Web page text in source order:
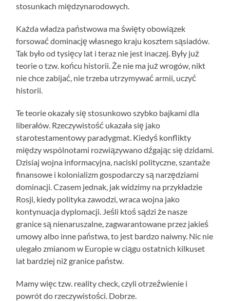
stosunkach międzynarodowych.
Każda władza państwowa ma święty obowiązek
forsować dominację własnego kraju kosztem sąsiadów.
Tak było od tysięcy lat i teraz nie jest inaczej. Były już
teorie o tzw. końcu historii. Że nie ma już wrogów, nikt
nie chce zabijać, nie trzeba utrzymywać armii, uczyć
historii.
Te teorie okazały się stosunkowo szybko bajkami dla
liberałów. Rzeczywistość ukazała się jako
starotestamentowy paradygmat. Kiedyś konflikty
między wspólnotami rozwiązywano dźgając się dzidami.
Dzisiaj wojna informacyjna, naciski polityczne, szantaże
finansowe i kolonializm gospodarczy są narzędziami
dominacji. Czasem jednak, jak widzimy na przykładzie
Rosji, kiedy polityka zawodzi, wraca wojna jako
kontynuacja dyplomacji. Jeśli ktoś sądzi że nasze
granice są nienaruszalne, zagwarantowane przez jakieś
umowy albo inne państwa, to jest bardzo naiwny. Nic nie
ulegało zmianom w Europie w ciągu ostatnich kilkuset
lat bardziej niż granice państw.
Mamy więc tzw. reality check, czyli otrzeźwienie i
powrót do rzeczywistości. Dobrze.